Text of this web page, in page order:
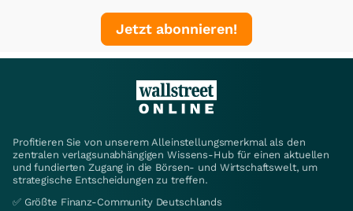
Jetzt abonnieren!
Profitieren Sie von unserem Alleinstellungsmerkmal als den
zentralen verlagsunabhängigen Wissens-Hub für einen aktuellen
und fundierten Zugang in die Börsen- und Wirtschaftswelt, um
strategische Entscheidungen zu treffen.
✅ Größte Finanz-Community Deutschlands